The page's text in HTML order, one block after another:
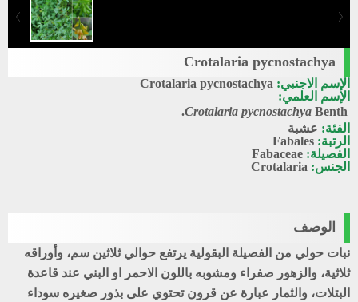
Crotalaria pycnostachya
الإسم الاجنبي: Crotalaria pycnostachya
الإسم العلمي:
Crotalaria pycnostachya Benth.
الفئة: عشبة
الرتبة: Fabales
الفصيلة: Fabaceae
الجنس: Crotalaria
الوصف
نبات حولي من الفصيلة البقولية يرتفع حوالي ثلاثين سم، وأوراقه
ثلاثية، والزهور صفراء ومشوبه باللون الاحمر او البني عند قاعدة
البتلات، والثمار عبارة عن قرون تحتوي على بذور صغيره سوداء